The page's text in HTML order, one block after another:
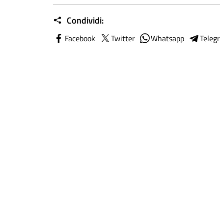
Condividi:
Facebook Twitter Whatsapp